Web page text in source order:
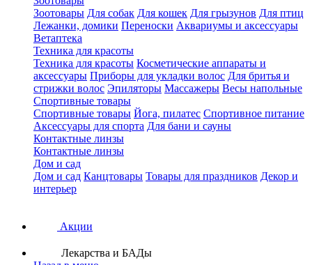
Зоотовары Для собак Для кошек Для грызунов Для птиц
Лежанки, домики Переноски Аквариумы и аксессуары
Ветаптека
Техника для красоты
Техника для красоты Косметические аппараты и
аксессуары Приборы для укладки волос Для бритья и
стрижки волос Эпиляторы Массажеры Весы напольные
Спортивные товары
Спортивные товары Йога, пилатес Спортивное питание
Аксессуары для спорта Для бани и сауны
Контактные линзы
Контактные линзы
Дом и сад
Дом и сад Канцтовары Товары для праздников Декор и
интерьер
Акции
Лекарства и БАДы